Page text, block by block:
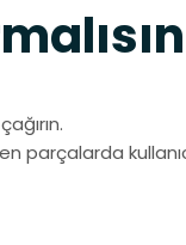
parçalarda